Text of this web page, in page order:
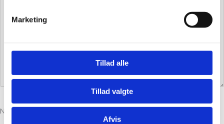
Marketing
Tillad alle
Tillad valgte
Afvis
Navn